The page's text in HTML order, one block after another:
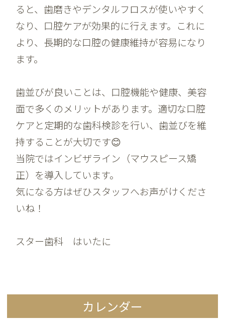
ると、歯磨きやデンタルフロスが使いやすく
なり、口腔ケアが効果的に行えます。これに
より、長期的な口腔の健康維持が容易になり
ます。
歯並びが良いことは、口腔機能や健康、美容
面で多くのメリットがあります。適切な口腔
ケアと定期的な歯科検診を行い、歯並びを維
持することが大切です😊
当院ではインビザライン（マウスピース矯
正）を導入しています。
気になる方はぜひスタッフへお声がけくださ
いね！
スター歯科 はいたに
カレンダー